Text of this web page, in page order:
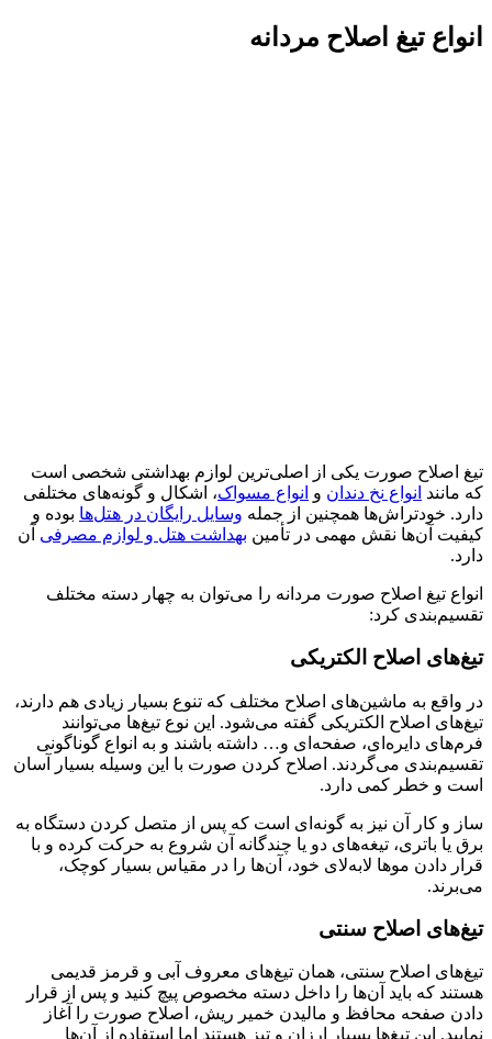
انواع تیغ اصلاح مردانه
تیغ اصلاح صورت یکی از اصلی‌ترین لوازم بهداشتی شخصی است
که مانند انواع نخ‌ دندان و انواع مسواک، اشکال و گونه‌های مختلفی
دارد. خودتراش‌‌ها همچنین از جمله وسایل رایگان در هتل‌ها بوده و
کیفیت آن‌ها نقش مهمی در تأمین بهداشت هتل و لوازم مصرفی آن
دارد.
انواع تیغ اصلاح صورت مردانه را می‌توان به چهار دسته مختلف
تقسیم‌بندی کرد:
تیغ‌های اصلاح الکتریکی
در واقع به ماشین‌های اصلاح مختلف که تنوع بسیار زیادی هم دارند،
تیغ‌های اصلاح الکتریکی گفته می‌شود. این نوع تیغ‌ها می‌توانند
فرم‌های دایره‌ای، صفحه‌ای و… داشته باشند و به انواع گوناگونی
تقسیم‌بندی می‌گردند. اصلاح کردن صورت با این وسیله بسیار آسان
است و خطر کمی دارد.
ساز و کار آن نیز به گونه‌ای است که پس از متصل کردن دستگاه به
برق یا باتری، تیغه‌های دو یا چندگانه‌ آن شروع به حرکت کرده و با
قرار دادن موها لا‌به‌لای خود، آن‌ها را در مقیاس بسیار کوچک،
می‌برند.
تیغ‌های اصلاح سنتی
تیغ‌های اصلاح سنتی، همان تیغ‌های معروف آبی و قرمز قدیمی
هستند که باید آن‌ها را داخل دسته مخصوص پیچ کنید و پس از قرار
دادن صفحه محافظ و مالیدن خمیر ریش، اصلاح صورت را آغاز
نمایید. این تیغ‌ها بسیار ارزان و تیز هستند اما استفاده از آن‌ها